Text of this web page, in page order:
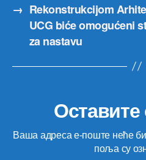
→ Rekonstrukcijom
UCG biće omogućeni
za nastavu
Ваша адреса е-поште неће
поља су